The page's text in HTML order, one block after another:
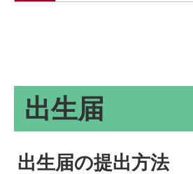
出生届
出生届の提出方法